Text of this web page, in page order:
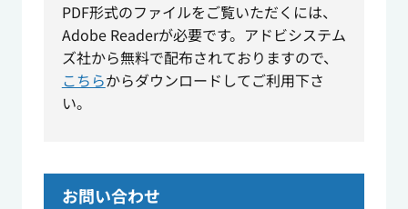
PDF形式のファイルをご覧いただくには、
Adobe Readerが必要です。アドビシステム
ズ社から無料で配布されておりますので、
こちらからダウンロードしてご利用下さ
い。
お問い合わせ